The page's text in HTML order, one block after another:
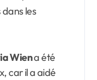
les
Wiena été
car il a aidé